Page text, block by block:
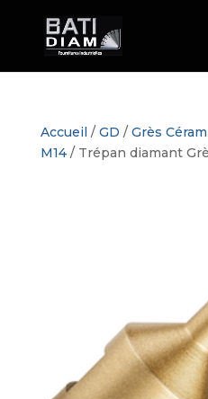
Accueil / GD / Grès Céram
M14/ Trépan diamant